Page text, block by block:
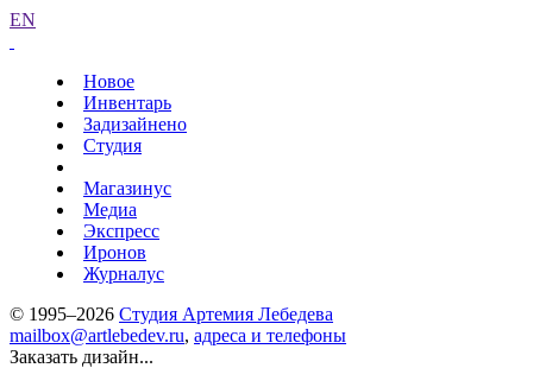
EN
Новое
Инвентарь
Задизайнено
Студия
Магазинус
Медиа
Экспресс
Иронов
Журналус
© 1995–2026 Студия Артемия Лебедева
mailbox@artlebedev.ru, адреса и телефоны
Заказать дизайн...